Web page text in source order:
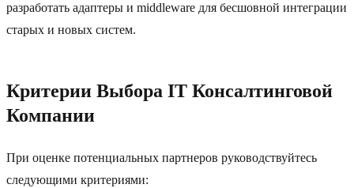
разработать адаптеры и middleware для бесшовной интеграции
старых и новых систем.
Критерии Выбора IT Консалтинговой
Компании
При оценке потенциальных партнеров руководствуйтесь
следующими критериями: